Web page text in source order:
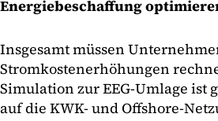
Energiebeschaffung
Insgesamt müssen
Stromkostenerhöhungen
Simulation zur EEG-Umlage ist
auf die KWK- und Offshore-